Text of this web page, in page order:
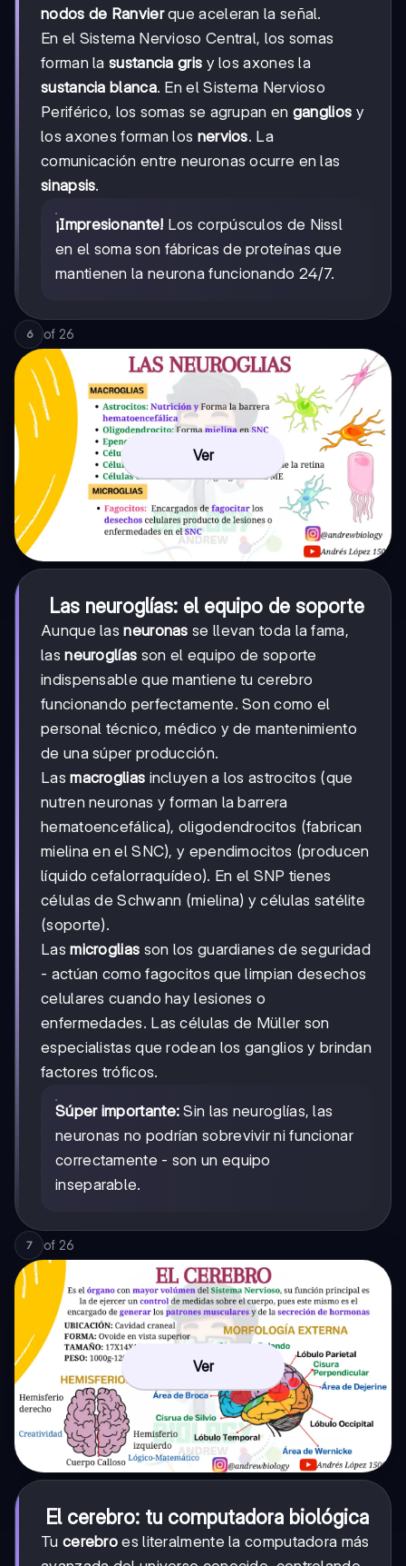
nodos de Ranvierque aceleran la señal.
En el Sistema Nervioso Central, los somas
forman la sustancia gris y los axones la
sustancia blanca. En el Sistema Nervioso
Periférico, los somas se agrupan en ganglios y
los axones forman los nervios. La
comunicación entre neuronas ocurre en las
sinapsis.
¡Impresionante! Los corpúsculos de Nissl
en el soma son fábricas de proteínas que
mantienen la neurona funcionando 24/7.
6 of 26
Ver
Las neuroglías: el equipo de soporte
Aunque lasneuronas se llevan toda la fama,
lasneuroglías son el equipo de soporte
indispensable que mantiene tu cerebro
funcionando perfectamente. Son como el
personal técnico, médico y de mantenimiento
de una súper producción.
Lasmacroglias incluyen a los astrocitos (que
nutren neuronas y forman la barrera
hematoencefálica), oligodendrocitos (fabrican
mielina en el SNC), y ependimocitos (producen
líquido cefalorraquídeo). En el SNP tienes
células de Schwann (mielina) y células satélite
(soporte).
Lasmicroglias son los guardianes de seguridad
- actúan como fagocitos que limpian desechos
celulares cuando hay lesiones o
enfermedades. Las células de Müller son
especialistas que rodean los ganglios y brindan
factores tróficos.
Súper importante: Sin las neuroglías, las
neuronas no podrían sobrevivir ni funcionar
correctamente - son un equipo
inseparable.
7 of 26
Ver
El cerebro: tu computadora biológica
Tu cerebro es literalmente la computadora más